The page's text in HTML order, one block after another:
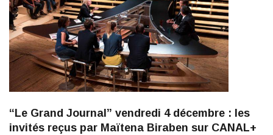
“Le Grand Journal” vendredi 4 décembre : les
invités reçus par Maïtena Biraben sur CANAL+